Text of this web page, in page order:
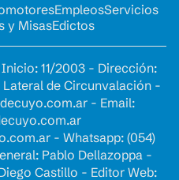
EmpleosServicios
y MisasEdictos
11/2003 - Dirección:
Lateral de Circunvalación -
- Email:
- Whatsapp: (054)
Pablo Dellazoppa -
Castillo - Editor Web: